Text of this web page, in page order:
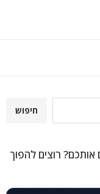
חיפוש
אותכם? רוצים להפוך